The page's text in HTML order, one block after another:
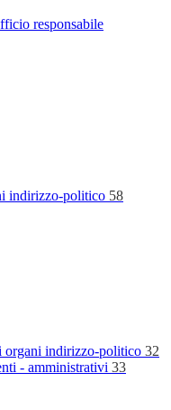
responsabile
indirizzo-politico 58
organi indirizzo-politico 32
- amministrativi 33